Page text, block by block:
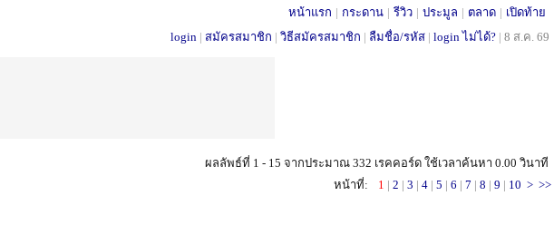
หน้าแรก | กระดาน | รีวิว | ประมูล | ตลาด | เปิดท้าย
login | สมัครสมาชิก | วิธีสมัครสมาชิก | ลืมชื่อ/รหัส | login ไม่ได้? | 8 ส.ค. 69
ผลลัพธ์ที่ 1 - 15 จากประมาณ 332 เรคคอร์ด ใช้เวลาค้นหา 0.00 วินาที
หน้าที่:
1 | 2 | 3 | 4 | 5 | 6 | 7 | 8 | 9 | 10 > >>